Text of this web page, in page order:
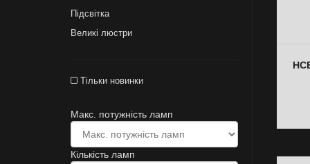
Підсвітка
Великі люстри
Тільки новинки
Макс. потужність ламп
Кількість ламп